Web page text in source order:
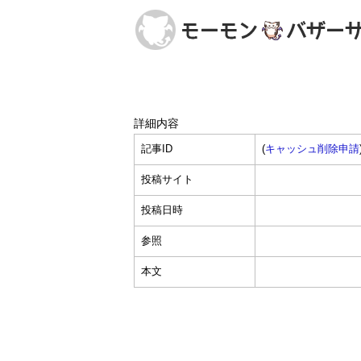
詳細内容
記事ID (キャッシュ削除申請
投稿サイト
投稿日時
参照
本文